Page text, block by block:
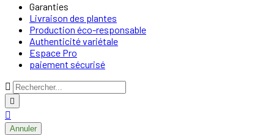
Garanties
Livraison des plantes
Production éco-responsable
Authenticité variétale
Espace Pro
paiement sécurisé



Annuler